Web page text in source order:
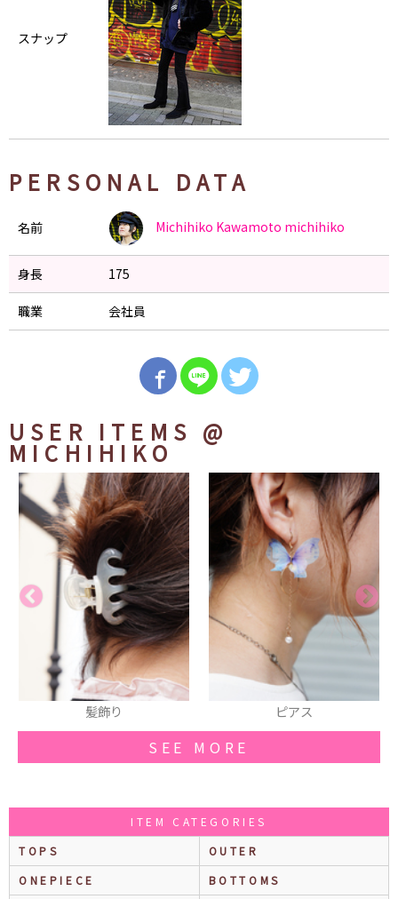
スナップ
PERSONAL DATA
名前 Michihiko Kawamoto michihiko
身長 175
職業 会社員
USER ITEMS @
MICHIHIKO
髪飾り ピアス
SEE MORE
ITEM CATEGORIES
TOPS
OUTER
ONEPIECE
BOTTOMS